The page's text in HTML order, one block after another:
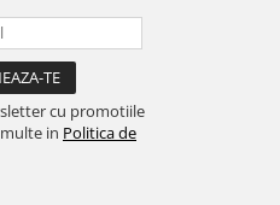
cu promotiile
in Politica de